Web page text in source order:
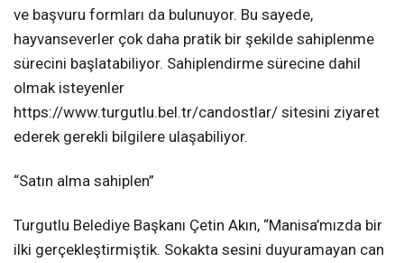
ve başvuru formları da bulunuyor. Bu sayede,
hayvanseverler çok daha pratik bir şekilde sahiplenme
sürecini başlatabiliyor. Sahiplendirme sürecine dahil
olmak isteyenler
https://www.turgutlu.bel.tr/candostlar/ sitesini ziyaret
ederek gerekli bilgilere ulaşabiliyor.
“Satın alma sahiplen”
Turgutlu Belediye Başkanı Çetin Akın, “Manisa’mızda bir
ilki gerçekleştirmiştik. Sokakta sesini duyuramayan can